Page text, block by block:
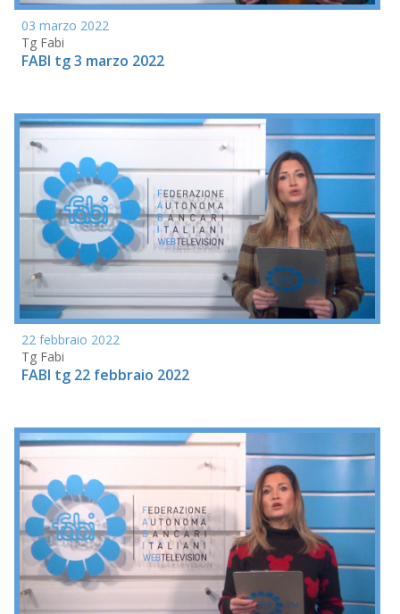
03 marzo 2022
Tg Fabi
FABI tg 3 marzo 2022
22 febbraio 2022
Tg Fabi
FABI tg 22 febbraio 2022